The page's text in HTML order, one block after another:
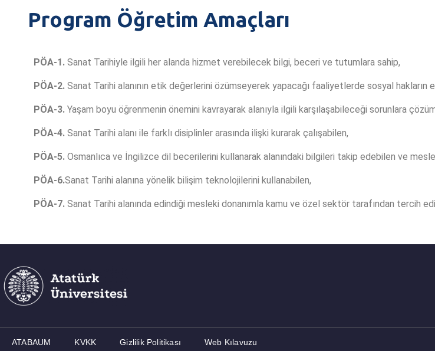
Program Öğretim Amaçları
PÖA-1. Sanat Tarihiyle ilgili her alanda hizmet verebilecek bilgi, beceri ve tutumlara sahip,
PÖA-2. Sanat Tarihi alanının etik değerlerini özümseyerek yapacağı faaliyetlerde sosyal
PÖA-3. Yaşam boyu öğrenmenin önemini kavrayarak alanıyla ilgili karşılaşabileceği sorunlara
PÖA-4. Sanat Tarihi alanı ile farklı disiplinler arasında ilişki kurarak çalışabilen,
PÖA-5. Osmanlıca ve İngilizce dil becerilerini kullanarak alanındaki bilgileri takip edebilen ve
PÖA-6.Sanat Tarihi alanına yönelik bilişim teknolojilerini kullanabilen,
PÖA-7. Sanat Tarihi alanında edindiği mesleki donanımla kamu ve özel sektör tarafından tercih
ATABAUM KVKK Gizlilik Politikası Web Kılavuzu